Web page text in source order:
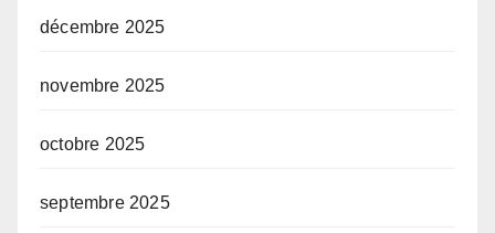
décembre 2025
novembre 2025
octobre 2025
septembre 2025